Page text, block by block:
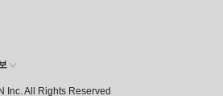
Inc. All Rights Reserved